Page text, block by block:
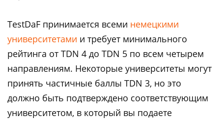
TestDaF принимается всеми немецкими
университетами и требует минимального
рейтинга от TDN 4 до TDN 5 по всем четырем
направлениям. Некоторые университеты могут
принять частичные баллы TDN 3, но это
должно быть подтверждено соответствующим
университетом, в который вы подаете